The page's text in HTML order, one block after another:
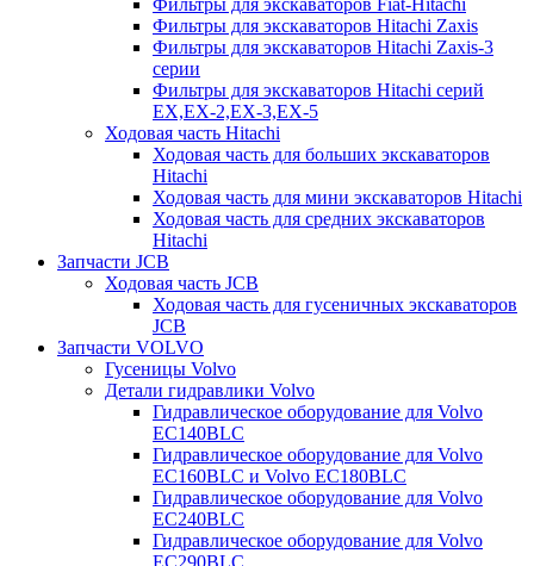
Фильтры для экскаваторов Fiat-Hitachi
Фильтры для экскаваторов Hitachi Zaxis
Фильтры для экскаваторов Hitachi Zaxis-3
серии
Фильтры для экскаваторов Hitachi серий
EX,EX-2,EX-3,EX-5
Ходовая часть Hitachi
Ходовая часть для больших экскаваторов
Hitachi
Ходовая часть для мини экскаваторов Hitachi
Ходовая часть для средних экскаваторов
Hitachi
Запчасти JCB
Ходовая часть JCB
Ходовая часть для гусеничных экскаваторов
JCB
Запчасти VOLVO
Гусеницы Volvo
Детали гидравлики Volvo
Гидравлическое оборудование для Volvo
EC140BLC
Гидравлическое оборудование для Volvo
EC160BLC и Volvo EC180BLC
Гидравлическое оборудование для Volvo
EC240BLC
Гидравлическое оборудование для Volvo
EC290BLC